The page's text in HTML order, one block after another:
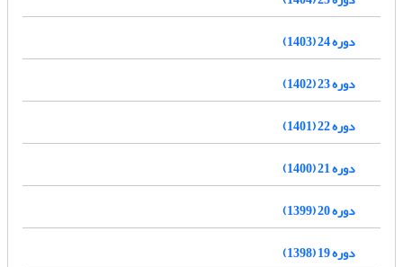
دوره 24 (1403)
دوره 23 (1402)
دوره 22 (1401)
دوره 21 (1400)
دوره 20 (1399)
دوره 19 (1398)